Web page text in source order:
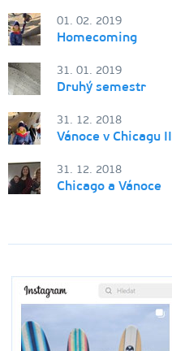
01. 02. 2019
Homecoming
31. 01. 2019
Druhý semestr
31. 12. 2018
Vánoce v Chicagu II
31. 12. 2018
Chicago a Vánoce